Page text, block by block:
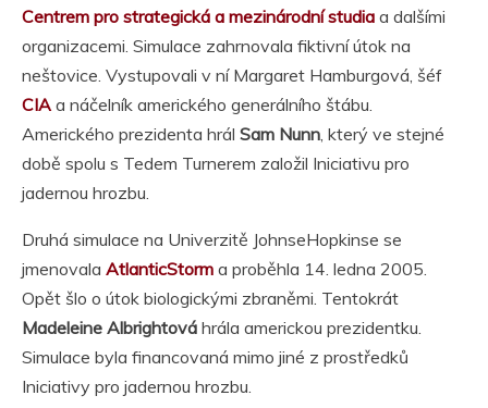
Centrem pro strategická a mezinárodní studia a dalšími
organizacemi. Simulace zahrnovala fiktivní útok na
neštovice. Vystupovali v ní Margaret Hamburgová, šéf
CIAa náčelník amerického generálního štábu.
Amerického prezidenta hrál Sam Nunn, který ve stejné
době spolu s Tedem Turnerem založil Iniciativu pro
jadernou hrozbu.
Druhá simulace na Univerzitě JohnseHopkinse se
jmenovala AtlanticStorm a proběhla 14. ledna 2005.
Opět šlo o útok biologickými zbraněmi. Tentokrát
Madeleine Albrightová hrála americkou prezidentku.
Simulace byla financovaná mimo jiné z prostředků
Iniciativy pro jadernou hrozbu.